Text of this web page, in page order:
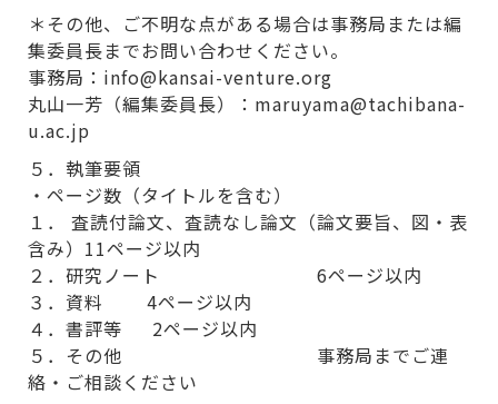
＊その他、ご不明な点がある場合は事務局または編
集委員長までお問い合わせください。
事務局：info@kansai-venture.org
丸山一芳（編集委員長）：maruyama@tachibana-
u.ac.jp
５．執筆要領
・ページ数（タイトルを含む）
１． 査読付論文、査読なし論文（論文要旨、図・表
含み）11ページ以内
２．研究ノート 6ページ以内
３．資料 4ページ以内
４．書評等 2ページ以内
５．その他 事務局までご連
絡・ご相談ください